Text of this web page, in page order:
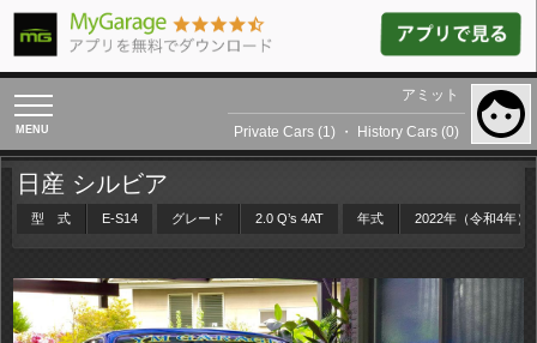
toggle
navigation
アミット
Private Cars (1) ・ History Cars (0)
日産 シルビア
型 式 E-S14 グレード 2.0 Q’s 4AT 年式 2022年（令和4年）